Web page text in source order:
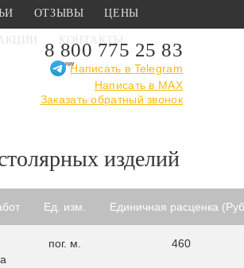
ОТЗЫВЫ ЦЕНЫ
АКЦИИ КОНТАКТЫ
8 800 775 25 83
Написать в Telegram
Написать в MAX
Заказать обратный звонок
на отделочные работы ›
Установка
изделий
Ед. изм. Единичная расценка
пог. м. 460